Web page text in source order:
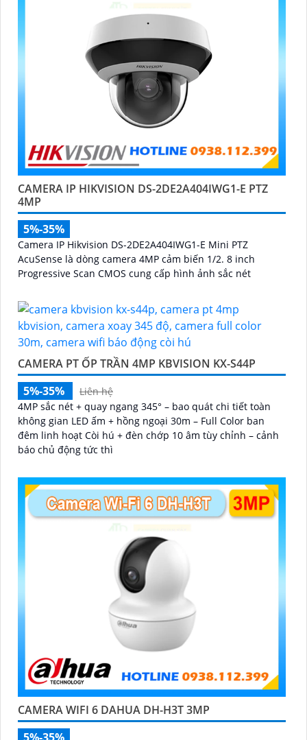
CAMERA IP HIKVISION DS-2DE2A404IWG1-E PTZ
4MP
5%-35%
Camera IP Hikvision DS-2DE2A404IWG1-E Mini PTZ
AcuSense là dòng camera 4MP cảm biến 1/2. 8 inch
Progressive Scan CMOS cung cấp hình ảnh sắc nét
CAMERA PT ỐP TRẦN 4MP KBVISION KX-S44P
5%-35%
Liên hệ
4MP sắc nét + quay ngang 345° – bao quát chi tiết toàn
không gian LED ấm + hồng ngoại 30m – Full Color ban
đêm linh hoạt Còi hú + đèn chớp 10 âm tùy chỉnh – cảnh
báo chủ động tức thì
CAMERA WIFI 6 DAHUA DH-H3T 3MP